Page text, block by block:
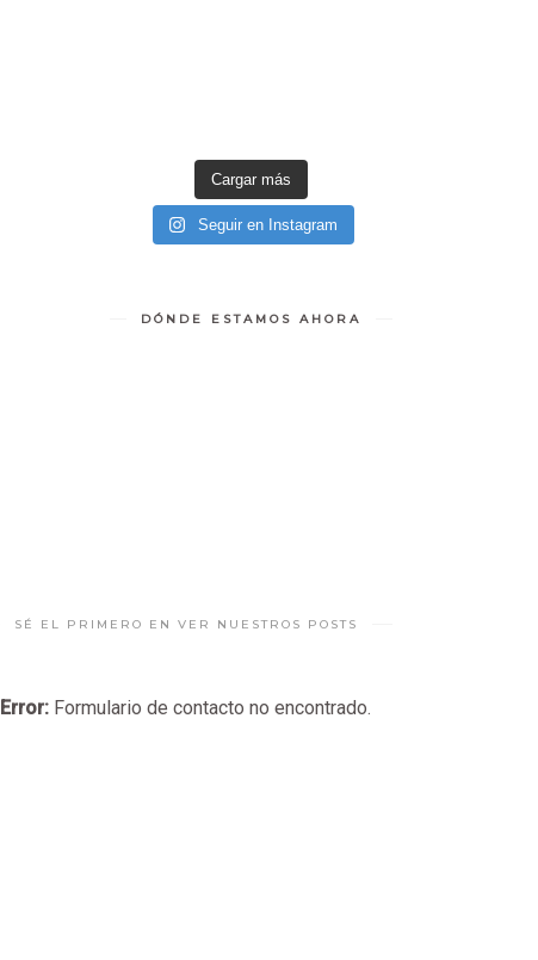
Cargar más
Seguir en Instagram
DÓNDE ESTAMOS AHORA
SÉ EL PRIMERO EN VER NUESTROS POSTS
Error: Formulario de contacto no encontrado.